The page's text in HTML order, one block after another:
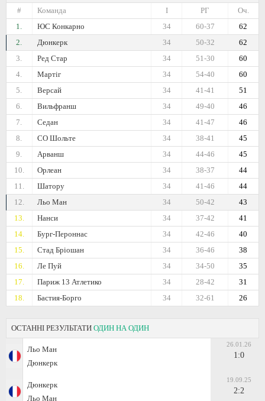
#
Команда Оч.
РГ
I
1.
ЮС Конкарно 62
60-37
34
2.
Дюнкерк 62
50-32
34
3.
Ред Стар 60
51-30
34
4.
Мартіг 60
54-40
34
5.
Версай 51
41-41
34
6.
Вильфранш 46
49-40
34
7.
Седан 46
41-47
34
8.
СО Шольте 45
38-41
34
9.
Арванш 45
44-46
34
10.
Орлеан 44
38-37
34
11.
Шатору 44
41-46
34
12.
Льо Ман 43
50-42
34
13.
Нанси 41
37-42
34
14.
Бург-Пероннас 40
42-46
34
15.
Стад Бріошан 38
36-46
34
16.
Ле Пуй 35
34-50
34
17.
Париж 13 Атлетико 31
28-42
34
18.
Бастия-Борго 26
32-61
34
ОСТАННІ РЕЗУЛЬТАТИ ОДИН НА ОДИН
Льо Ман
Дюнкерк
26.01.26
1:0
Дюнкерк
Льо Ман
19.09.25
2:2